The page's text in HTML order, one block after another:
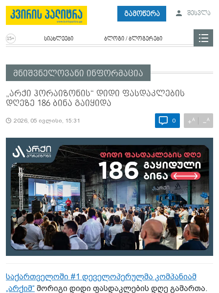
გამოწერა შესვლა
სიახლეები ბლოგი / ბლოგერები
მნიშვნელოვანი ინფორმაცია
„არქი ჰორაიზონის“ დიდი ფასდაკლების
დღეზე 186 ბინა გაიყიდა
2026, 05 ივლისი, 15:31 0 +A −A
საქართველოში #1 დეველოპერულმა კომპანიამ
„არქიმ“ მორიგი დიდი ფასდაკლების დღე გამართა.